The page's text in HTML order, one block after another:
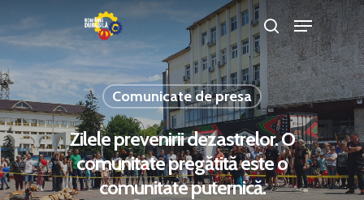
Hit enter to search or ESC to close
Comunicate de presa
Zilele prevenirii dezastrelor. O
comunitate pregătită este o
comunitate puternică.